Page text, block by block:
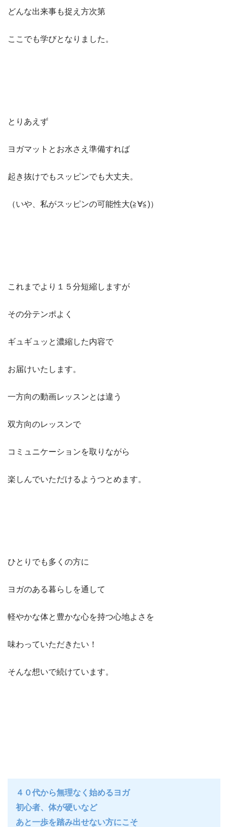
どんな出来事も捉え方次第
ここでも学びとなりました。
とりあえず
ヨガマットとお水さえ準備すれば
起き抜けでもスッピンでも大丈夫。
（いや、私がスッピンの可能性大(≧∀≦)）
これまでより１５分短縮しますが
その分テンポよく
ギュギュッと濃縮した内容で
お届けいたします。
一方向の動画レッスンとは違う
双方向のレッスンで
コミュニケーションを取りながら
楽しんでいただけるようつとめます。
ひとりでも多くの方に
ヨガのある暮らしを通して
軽やかな体と豊かな心を持つ心地よさを
味わっていただきたい！
そんな想いで続けています。
４０代から無理なく始めるヨガ
初心者、体が硬いなど
あと一歩を踏み出せない方にこそ